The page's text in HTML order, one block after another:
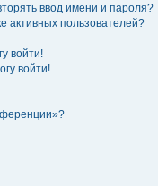
ввод имени и пароля?
активных пользователей?
войти!
войти!